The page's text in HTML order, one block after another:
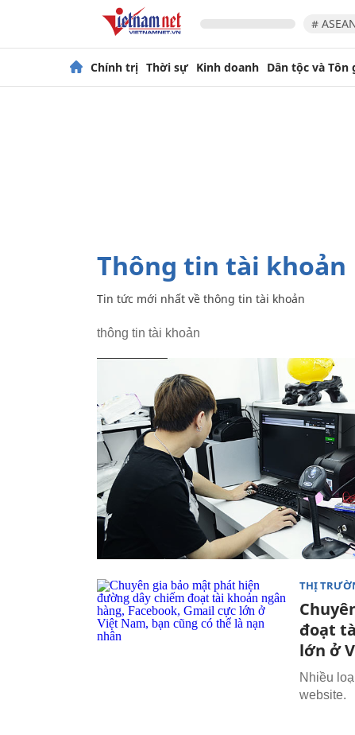
#
Chính trị Thời sự Kinh doanh Dân tộc và Tôn
thông tin tài khoản
Tin tức mới nhất về thông tin tài khoản
thông tin tài khoản
THỊ
đoạt
lớn ở
Nhiều
website.